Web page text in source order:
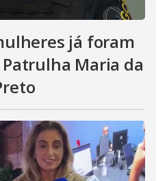
já foram
Maria da